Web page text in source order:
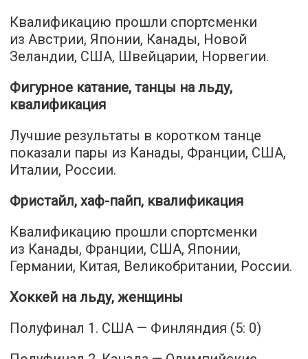
Квалификацию прошли спортсменки
из Австрии, Японии, Канады, Новой
Зеландии, США, Швейцарии, Норвегии.
Фигурное катание, танцы на льду,
квалификация
Лучшие результаты в коротком танце
показали пары из Канады, Франции, США,
Италии, России.
Фристайл, хаф-пайп, квалификация
Квалификацию прошли спортсменки
из Канады, Франции, США, Японии,
Германии, Китая, Великобритании, России.
Хоккей на льду, женщины
Полуфинал 1. США — Финляндия (5: 0)